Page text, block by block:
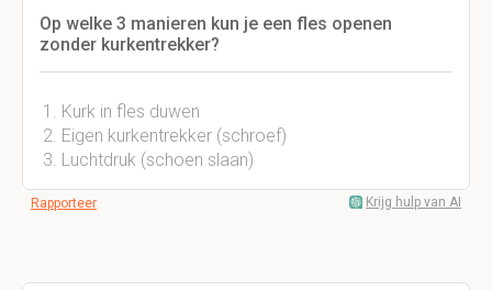
Op welke 3 manieren kun je een fles openen
zonder kurkentrekker?
Kurk in fles duwen
Eigen kurkentrekker (schroef)
Luchtdruk (schoen slaan)
Rapporteer Krijg hulp van AI